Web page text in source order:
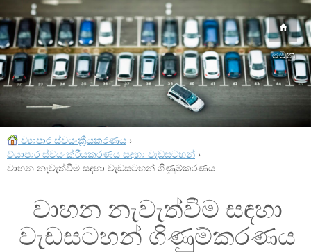
මෙනු
ව්‍යාපාර ස්වයංක්‍රීයකරණය ›
ව්යාපාර ස්වයංක්රීයකරණය සඳහා වැඩසටහන් ›
වාහන නැවැත්වීම සඳහා වැඩසටහන් ගිණුම්කරණය
වාහන නැවැත්වීම සඳහා
වැඩසටහන් ගිණුම්කරණය